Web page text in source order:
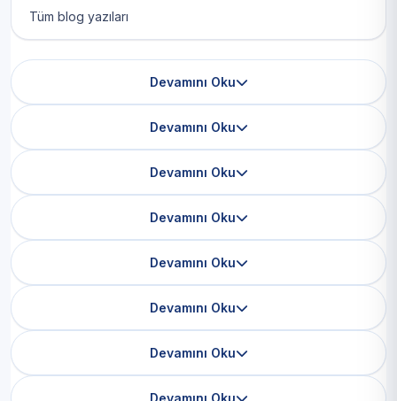
Tüm blog yazıları
Devamını Oku
Devamını Oku
Devamını Oku
Devamını Oku
Devamını Oku
Devamını Oku
Devamını Oku